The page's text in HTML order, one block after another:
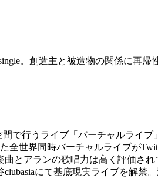
。創造主と被造物の関係に再
で行うライブ「バーチャルライ
全世界同時バーチャルライブが
とアランの歌唱力は高く評価され
にて基底現実ライブを解禁